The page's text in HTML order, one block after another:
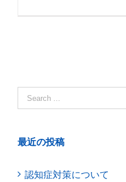
Search
for:
最近の投稿
認知症対策について